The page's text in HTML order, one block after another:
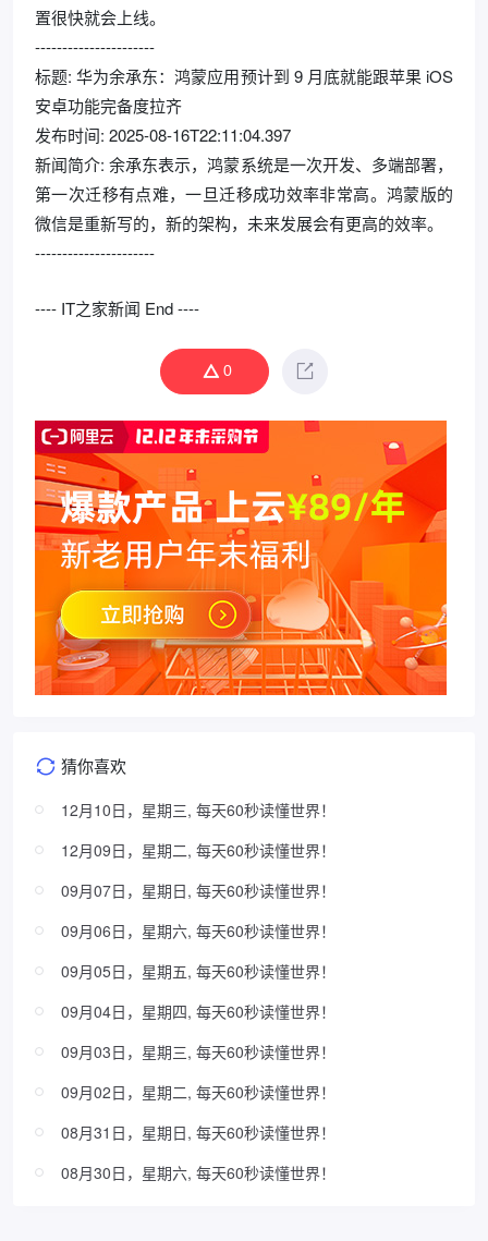
置很快就会上线。
----------------------
标题: 华为余承东：鸿蒙应用预计到 9 月底就能跟苹果 iOS
安卓功能完备度拉齐
发布时间: 2025-08-16T22:11:04.397
新闻简介: 余承东表示，鸿蒙系统是一次开发、多端部署，
第一次迁移有点难，一旦迁移成功效率非常高。鸿蒙版的
微信是重新写的，新的架构，未来发展会有更高的效率。
----------------------
---- IT之家新闻 End ----
0
猜你喜欢
12月10日，星期三, 每天60秒读懂世界！
12月09日，星期二, 每天60秒读懂世界！
09月07日，星期日, 每天60秒读懂世界！
09月06日，星期六, 每天60秒读懂世界！
09月05日，星期五, 每天60秒读懂世界！
09月04日，星期四, 每天60秒读懂世界！
09月03日，星期三, 每天60秒读懂世界！
09月02日，星期二, 每天60秒读懂世界！
08月31日，星期日, 每天60秒读懂世界！
08月30日，星期六, 每天60秒读懂世界！